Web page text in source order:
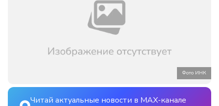
Фото ИНК
Читай актуальные новости в MAX-канале